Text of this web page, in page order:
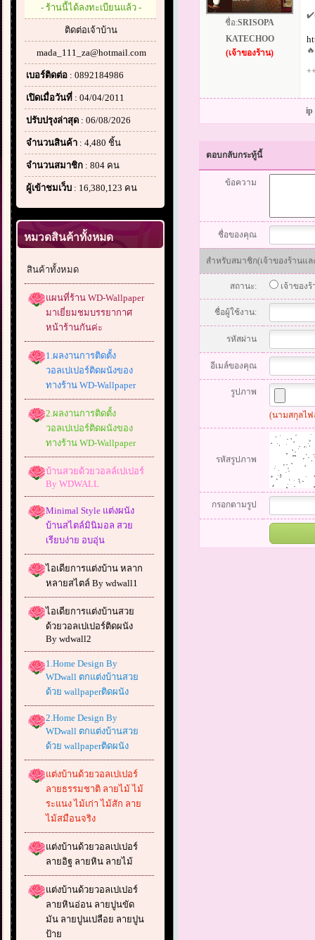
- ร้านนี้ได้ลงทะเบียนแล้ว -
ติดต่อเจ้าบ้าน
mada_111_za@hotmail.com
เบอร์ติดต่อ : 0892184986
เปิดเมื่อวันที่ : 04/04/2011
ปรับปรุงล่าสุด : 06/08/2026
จำนวนสินค้า : 4,480 ชิ้น
จำนวนสมาชิก : 804 คน
ผู้เข้าชมเว็บ : 16,380,123 คน
หมวดสินค้าทั้งหมด
สินค้าทั้งหมด
แผนที่ร้าน WD-Wallpaper
มาเยี่ยมชมบรรยากาศ
หน้าร้านกันค่ะ
1.ผลงานการติดตั้ง
วอลเปเปอร์ติดผนังของ
ทางร้าน WD-Wallpaper
2.ผลงานการติดตั้ง
วอลเปเปอร์ติดผนังของ
ทางร้าน WD-Wallpaper
บ้านสวยด้วยวอลล์เปเปอร์
By WDWALL
Minimal Style แต่งผนัง
บ้านสไตล์มินิมอล สวย
เรียบง่าย อบอุ่น
ไอเดียการแต่งบ้าน หลาก
หลายสไตล์ By wdwall1
ไอเดียการแต่งบ้านสวย
ด้วยวอลเปเปอร์ติดผนัง
By wdwall2
1.Home Design By
WDwall ตกแต่งบ้านสวย
ด้วย wallpaperติดผนัง
2.Home Design By
WDwall ตกแต่งบ้านสวย
ด้วย wallpaperติดผนัง
แต่งบ้านด้วยวอลเปเปอร์
ลายธรรมชาติ ลายไม้ ไม้
ระแนง ไม้เก่า ไม้สัก ลาย
ไม้สมือนจริง
แต่งบ้านด้วยวอลเปเปอร์
ลายอิฐ ลายหิน ลายไม้
แต่งบ้านด้วยวอลเปเปอร์
ลายหินอ่อน ลายปูนขัด
มัน ลายปูนเปลือย ลายปูน
ป้าย
ชื่อ:SRISOPA
KATECHOO
(เจ้าของร้าน)
ตอบกลับกระทู้นี้
ข้อความ
ชื่อของคุณ
สำหรับสมาชิก(เจ้าของร้านแ
สถานะ: เจ้าของ
ชื่อผู้ใช้งาน:
รหัสผ่าน
อีเมล์ของคุณ
รูปภาพ
(นามสกุลไฟ
รหัสรูปภาพ
กรอกตามรูป